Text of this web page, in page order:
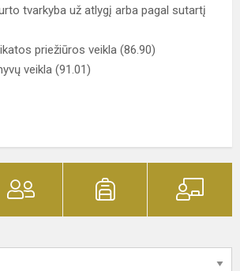
tvarkyba už atlygį arba pagal sutartį
priežiūros veikla (86.90)
veikla (91.01)